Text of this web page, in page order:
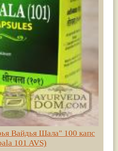
Вайдья Шала" 100 капс
101 AVS)